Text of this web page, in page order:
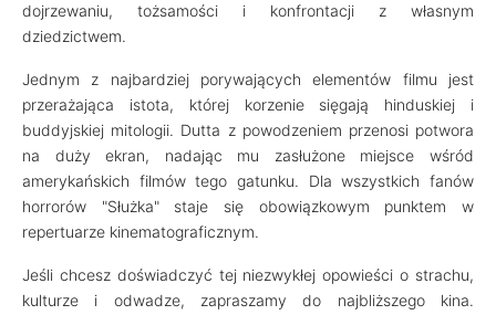
dojrzewaniu, tożsamości i konfrontacji z własnym
dziedzictwem.
Jednym z najbardziej porywających elementów filmu jest
przerażająca istota, której korzenie sięgają hinduskiej i
buddyjskiej mitologii. Dutta z powodzeniem przenosi potwora
na duży ekran, nadając mu zasłużone miejsce wśród
amerykańskich filmów tego gatunku. Dla wszystkich fanów
horrorów "Służka" staje się obowiązkowym punktem w
repertuarze kinematograficznym.
Jeśli chcesz doświadczyć tej niezwykłej opowieści o strachu,
kulturze i odwadze, zapraszamy do najbliższego kina.